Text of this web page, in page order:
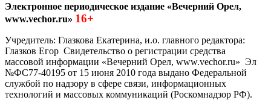
Электронное периодическое издание «Вечерний Орел,
www.vechor.ru» 16+
Учредитель: Глазкова Екатерина, и.о. главного редактора:
Глазков Егор Свидетельство о регистрации средства
массовой информации «Вечерний Орел, www.vechor.ru» Эл
№ФС77-40195 от 15 июня 2010 года выдано Федеральной
службой по надзору в сфере связи, информационных
технологий и массовых коммуникаций (Роскомнадзор РФ).